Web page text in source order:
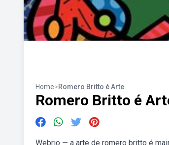
Home>Romero Britto é Arte
Romero Britto é
Webrio — a arte de romero britto é